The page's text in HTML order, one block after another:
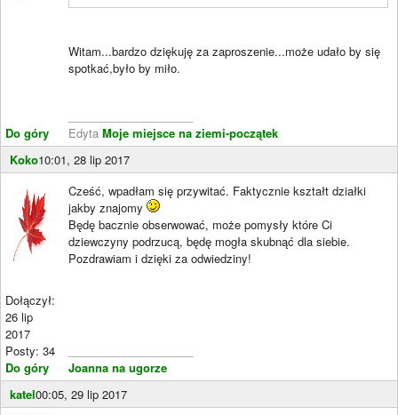
Do góry
Witam...bardzo dziękuję za zaproszenie...może udało by się
spotkać,było by miło.
Edyta Moje miejsce na ziemi-początek
Koko10:01, 28 lip 2017
Dołączył:
26 lip
2017
Posty: 34
Do góry
Cześć, wpadłam się przywitać. Faktycznie kształt działki
jakby znajomy
Będę bacznie obserwować, może pomysły które Ci
dziewczyny podrzucą, będę mogła skubnąć dla siebie.
Pozdrawiam i dzięki za odwiedziny!
Joanna na ugorze
katel00:05, 29 lip 2017